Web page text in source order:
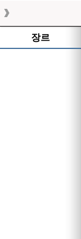
장르
작성된 기사가 없습니다.